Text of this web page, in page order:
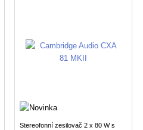
Stereofonní zesilovač 2 x 80 W s